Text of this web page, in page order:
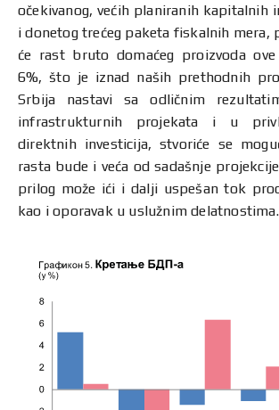
očekivanog, većih planiranih kapitalnih
i donetog trećeg paketa fiskalnih mera,
će rast bruto domaćeg proizvoda
6%, što je iznad naših prethodnih
Srbija nastavi sa odličnim
infrastrukturnih projekata i u
direktnih investicija, stvoriće se
rasta bude i veća od sadašnje
prilog može ići i dalji uspešan tok
kao i oporavak u uslužnim delatnostima.